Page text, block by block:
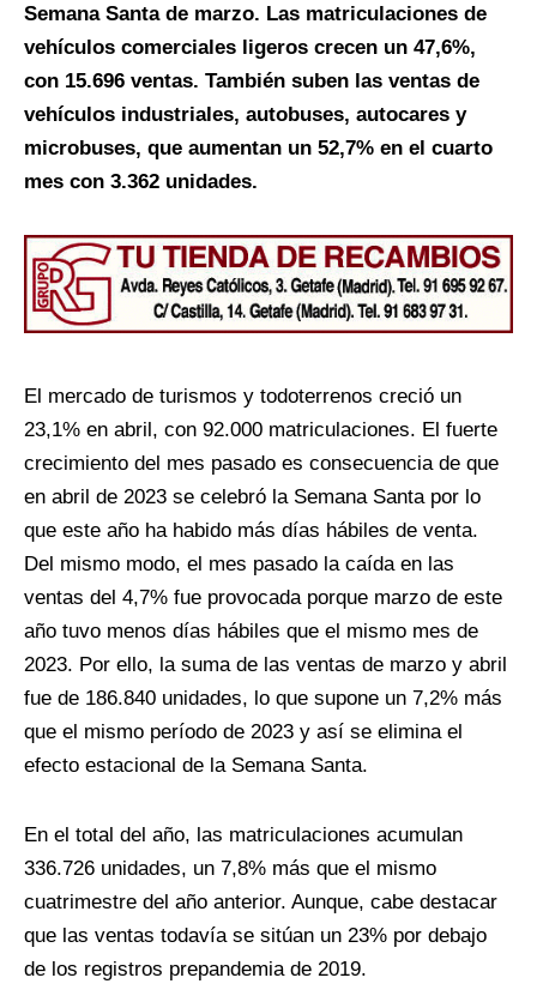
Semana Santa de marzo. Las matriculaciones de
vehículos comerciales ligeros crecen un 47,6%,
con 15.696 ventas. También suben las ventas de
vehículos industriales, autobuses, autocares y
microbuses, que aumentan un 52,7% en el cuarto
mes con 3.362 unidades.
El mercado de turismos y todoterrenos creció un
23,1% en abril, con 92.000 matriculaciones. El fuerte
crecimiento del mes pasado es consecuencia de que
en abril de 2023 se celebró la Semana Santa por lo
que este año ha habido más días hábiles de venta.
Del mismo modo, el mes pasado la caída en las
ventas del 4,7% fue provocada porque marzo de este
año tuvo menos días hábiles que el mismo mes de
2023. Por ello, la suma de las ventas de marzo y abril
fue de 186.840 unidades, lo que supone un 7,2% más
que el mismo período de 2023 y así se elimina el
efecto estacional de la Semana Santa.
En el total del año, las matriculaciones acumulan
336.726 unidades, un 7,8% más que el mismo
cuatrimestre del año anterior. Aunque, cabe destacar
que las ventas todavía se sitúan un 23% por debajo
de los registros prepandemia de 2019.